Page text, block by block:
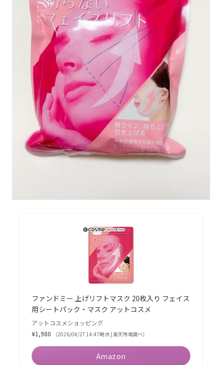
ファンドミー 上げリフトマスク 20枚入り フェイス
用シートパック・マスク アットコスメ
アットコスメショッピング
¥1,980
（2026/04/27 14:47時点 | 楽天市場調べ）
Amazon